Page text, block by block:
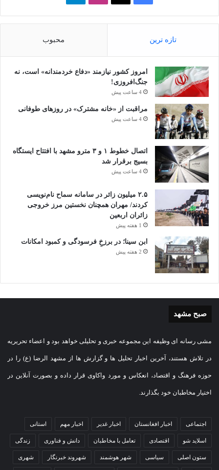
تازه ترین محبوب
امروز کشور نیازمند «دفاع خردمندانه» است، نه
جنگ‌افروزی!
4 ساعت پیش
مراقبت از «خانه مشترک» در روزهای طوفانی
4 ساعت پیش
اتصال خطوط ۱ و ۳ مترو مشهد با افتتاح ایستگاه
بسیج برقرار شد
4 ساعت پیش
۲.۵ میلیون زائر در سامانه سماح نام‌نویسی
کردند/ مهران همچنان نخستین مرز خروجی
زائران اربعین
1 هفته پیش
ابن سینا؛ در برزخِ فرسودگی و کمبود امکانات
2 هفته پیش
صبح مشهد
مشی رسانه ای وظیفه این مجموعه خبری و تحلیلی خواهد بود و اعضاء تحریریه
در تلاش هستند، آخرین اخبار تحلیل ها و گزارش ها از مشهد الرضا (ع) را در
حوزه فرهنگ و اقتصاد، انعکاس و مورد واکاوی قرار داده و بصورت آنلاین در
اختیار مخاطبان خود بگذارند.
اجتماعی اخبار افغانستان اخبار غدیر اخبار مهم استانی
اسلاید شو اقتصادی تعامل با مخاطبان دانش و فناوری زندگی
ستون اصلی سیاسی شهر هوشمند شهروند خبرنگار شهری